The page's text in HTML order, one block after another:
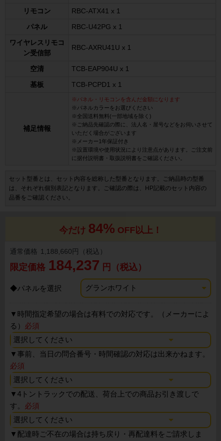
リモコン RBC-ATX41 x 1
パネル RBC-U42PG x 1
ワイヤレスリモコ
ン受信部
RBC-AXRU41U x 1
空清 TCB-EAP904U x 1
基板 TCB-PCPD1 x 1
補足情報
※パネル・リモコンを含んだ金額になります
※パネルカラーをお選びください
※全国送料無料(一部地域を除く)
※ご納品先確認の際に、法人名・屋号などをお伺いさせて
いただく場合がございます
※メーカー1年保証付き
※設置環境や使用状況により注意点があります。ご注文前
に据付説明書・取扱説明書をご確認ください。
セット型番とは、セット内容を総称した型番となります。ご納品時の型番
は、それぞれ個別表記となります。ご確認の際は、HP記載のセット内容の
品番をご確認ください。
今だけ 84% OFF以上！
通常価格 1,188,660円（税込）
限定価格 184,237 円（税込）
◆パネルを選択
▼ 時間指定希望の場合は有料での対応です。（メーカーによ
る） 必須
▼事前、当日の問合番号・時間確認の対応は出来かねます。
必須
▼4トントラックでの配送、荷台上での商品お引き渡しで
す。 必須
▼ 配達時ご不在の場合は持ち戻り・再配達料をご請求しま